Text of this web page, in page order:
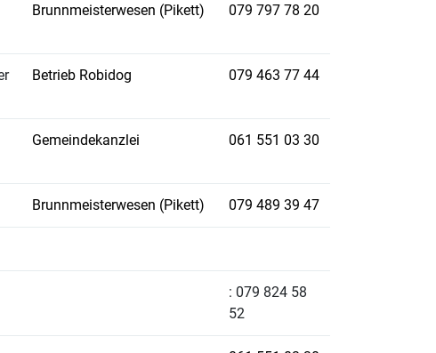
Brunnmeisterwesen (Pikett) 079 797 78 20
Betrieb Robidog 079 463 77 44
Gemeindekanzlei 061 551 03 30
Brunnmeisterwesen (Pikett) 079 489 39 47
: 079 824 58
52